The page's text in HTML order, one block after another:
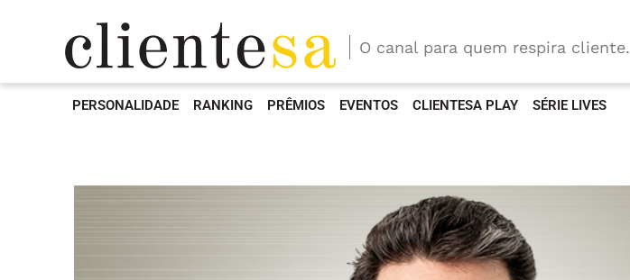
O canal para quem respira cliente.
PERSONALIDADE RANKING PRÊMIOS EVENTOS CLIENTESA PLAY SÉRIE LIVES